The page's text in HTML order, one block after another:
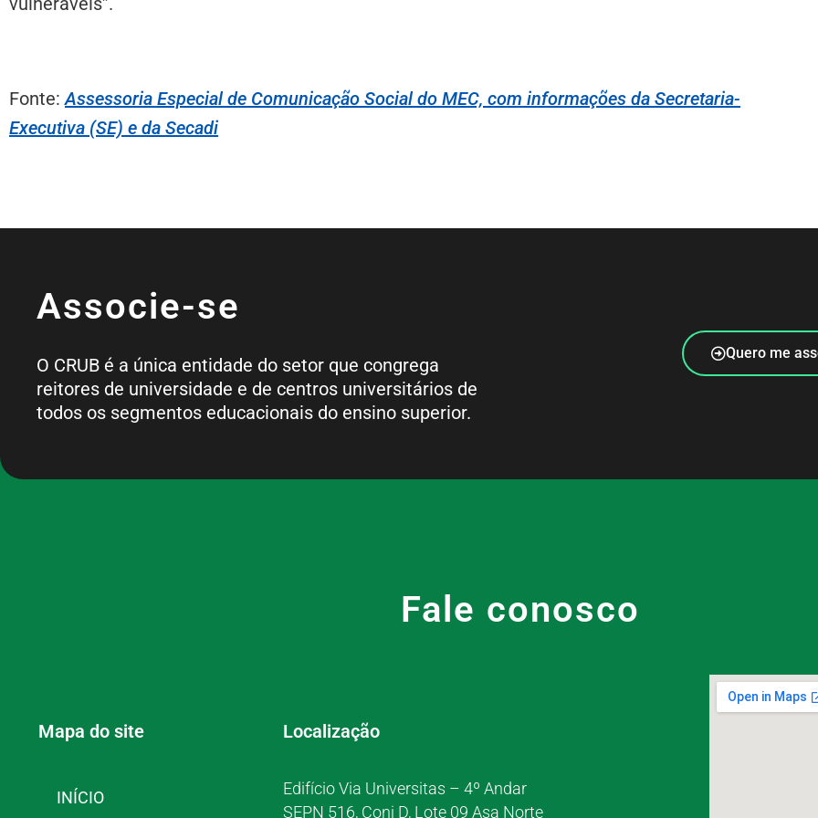
Fonte:Assessoria Especial de Comunicação Social do MEC, com informações da Secretaria-
Executiva (SE) e da Secadi
Associe-se
O CRUB é a única entidade do setor que congrega
reitores de universidade e de centros universitários de
todos os segmentos educacionais do ensino superior.
Quero me
Fale conosco
Mapa do site
INÍCIO
Localização
Edifício Via Universitas – 4º Andar
SEPN 516, Conj D, Lote 09 Asa Norte